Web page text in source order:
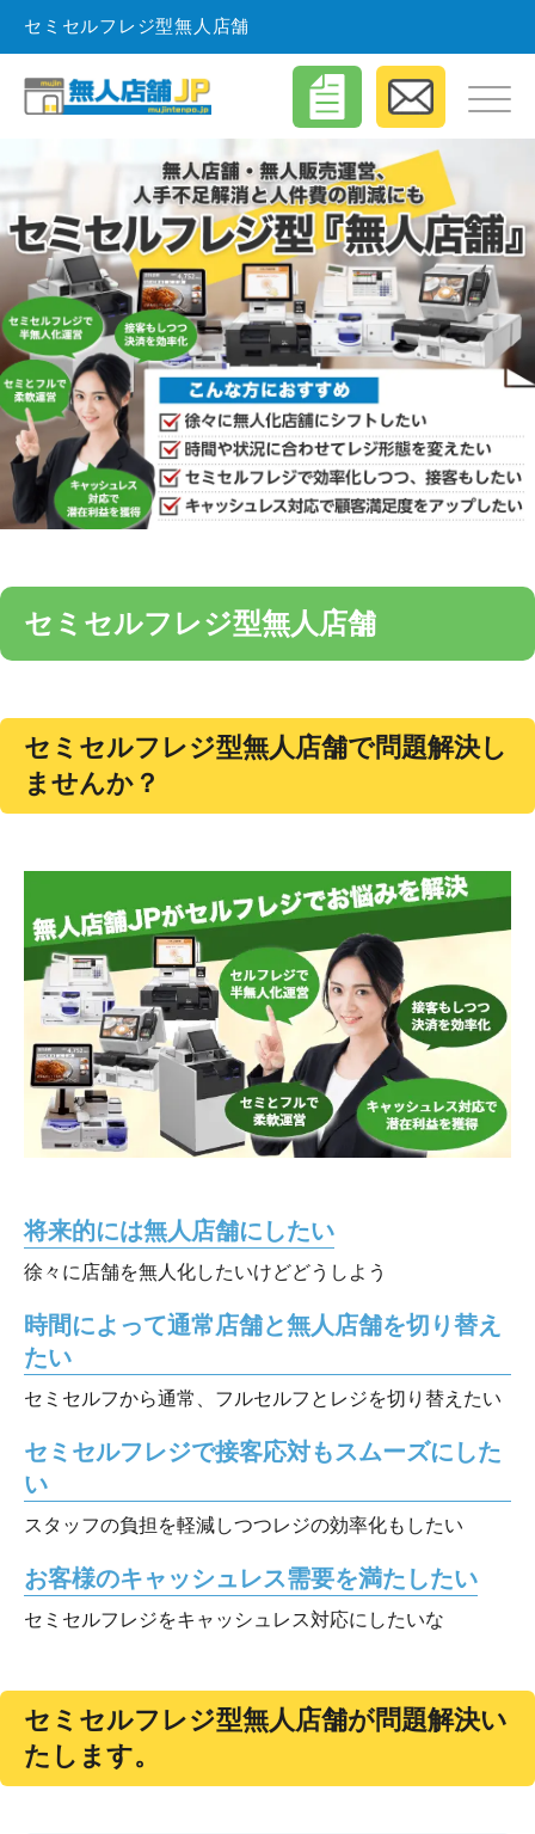
セミセルフレジ型無人店舗
セミセルフレジ型無人店舗
セミセルフレジ型無人店舗で問題解決し
ませんか？
将来的には無人店舗にしたい
徐々に店舗を無人化したいけどどうしよう
時間によって通常店舗と無人店舗を切り替え
たい
セミセルフから通常、フルセルフとレジを切り替えたい
セミセルフレジで接客応対もスムーズにした
い
スタッフの負担を軽減しつつレジの効率化もしたい
お客様のキャッシュレス需要を満たしたい
セミセルフレジをキャッシュレス対応にしたいな
セミセルフレジ型無人店舗が問題解決い
たします。